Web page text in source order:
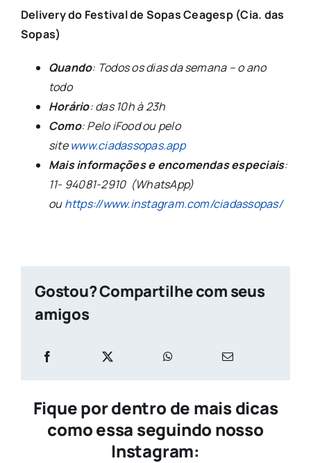
Delivery do Festival de Sopas Ceagesp (Cia. das
Sopas)
Quando: Todos os dias da semana – o ano
todo
Horário: das 10h à 23h
Como: Pelo iFood ou pelo
sitewww.ciadassopas.app
Mais informações e encomendas especiais:
11- 94081-2910 (WhatsApp)
ouhttps://www.instagram.com/ciadassopas/
Gostou? Compartilhe com seus
amigos
Fique por dentro de mais dicas
como essa seguindo nosso
Instagram: